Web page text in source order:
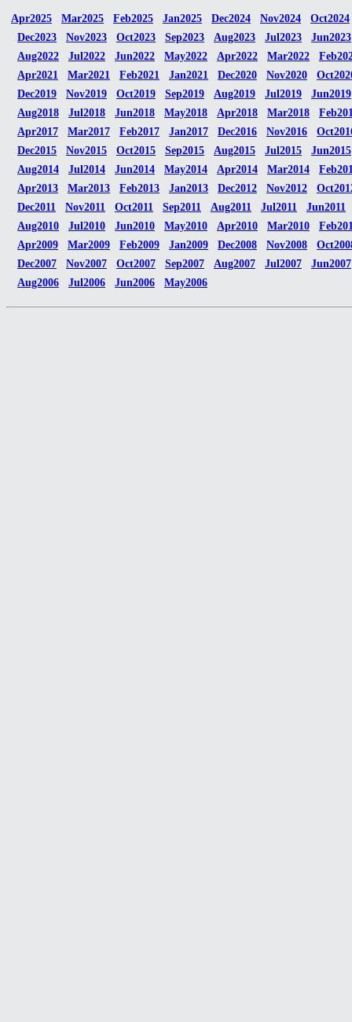
Apr2025 Mar2025 Feb2025 Jan2025 Dec2024 Nov2024
Oct2024
Dec2023
Nov2023 Oct2023 Sep2023 Aug2023 Jul2023
Jun2023
Aug2022
Jul2022 Jun2022 May2022 Apr2022 Mar2022
Apr2021
Mar2021 Feb2021 Jan2021 Dec2020 Nov2020
Dec2019
Nov2019 Oct2019 Sep2019 Aug2019 Jul2019
Jun2019
Aug2018
Jul2018 Jun2018 May2018 Apr2018 Mar2018
Apr2017
Mar2017 Feb2017 Jan2017 Dec2016 Nov2016
Dec2015
Nov2015 Oct2015 Sep2015 Aug2015 Jul2015
Jun2015
Aug2014
Jul2014 Jun2014 May2014 Apr2014 Mar2014
Apr2013
Mar2013 Feb2013 Jan2013 Dec2012 Nov2012
Dec2011
Nov2011 Oct2011 Sep2011 Aug2011 Jul2011
Jun2011
Aug2010
Jul2010 Jun2010 May2010 Apr2010 Mar2010
Apr2009
Mar2009 Feb2009 Jan2009 Dec2008 Nov2008
Dec2007
Nov2007 Oct2007 Sep2007 Aug2007 Jul2007
Jun2007
Aug2006
Jul2006 Jun2006 May2006